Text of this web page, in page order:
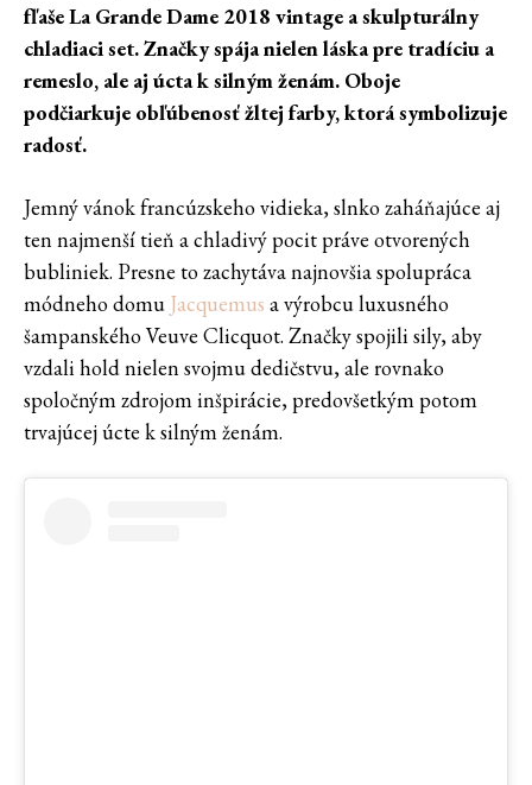
fľaše La Grande Dame 2018 vintage a skulpturálny
chladiaci set. Značky spája nielen láska pre tradíciu a
remeslo, ale aj úcta k silným ženám. Oboje
podčiarkuje obľúbenosť žltej farby, ktorá symbolizuje
radosť.
Jemný vánok francúzskeho vidieka, slnko zaháňajúce aj
ten najmenší tieň a chladivý pocit práve otvorených
bubliniek. Presne to zachytáva najnovšia spolupráca
módneho domu Jacquemus a výrobcu luxusného
šampanského Veuve Clicquot. Značky spojili sily, aby
vzdali hold nielen svojmu dedičstvu, ale rovnako
spoločným zdrojom inšpirácie, predovšetkým potom
trvajúcej úcte k silným ženám.